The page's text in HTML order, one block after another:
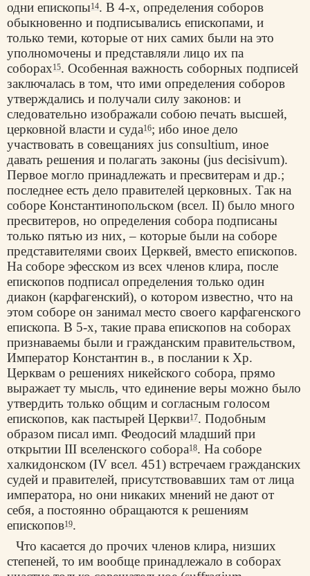
одни епископы14. В 4-х, определения соборов
обыкновенно и подписывались епископами, и
только теми, которые от них самих были на это
уполномочены и представляли лицо их па
соборах15. Особенная важность соборных подписей
заключалась в том, что ими определения соборов
утверждались и получали силу законов: и
следовательно изображали собою печать высшей,
церковной власти и суда16; ибо иное дело
участвовать в совещаниях jus consultium, иное
давать решения и полагать законы (jus decisivum).
Первое могло принадлежать и пресвитерам и др.;
последнее есть дело правителей церковных. Так на
соборе Константинопольском (всел. II) было много
пресвитеров, но определения собора подписаны
только пятью из них, – которые были на соборе
представителями своих Церквей, вместо епископов.
На соборе эфесском из всех членов клира, после
епископов подписал определения только один
диакон (карфагенский), о котором известно, что на
этом соборе он занимал место своего карфагенского
епископа. В 5-х, такие права епископов на соборах
признаваемы были и гражданским правительством,
Император Константин в., в послании к Хр.
Церквам о решениях никейского собора, прямо
выражает ту мысль, что единение веры можно было
утвердить только общим и согласным голосом
епископов, как пастырей Церкви17. Подобным
образом писал имп. Феодосий младший при
открытии III вселенского собора18. На соборе
халкидонском (IV всел. 451) встречаем гражданских
судей и правителей, присутствовавших там от лица
императора, но они никаких мнений не дают от
себя, а постоянно обращаются к решениям
епископов19.
Что касается до прочих членов клира, низших
степеней, то им вообще принадлежало в соборах